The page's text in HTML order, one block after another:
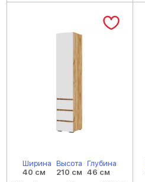
Ширина
40 см
Высота
210 см
Глубина
46 см